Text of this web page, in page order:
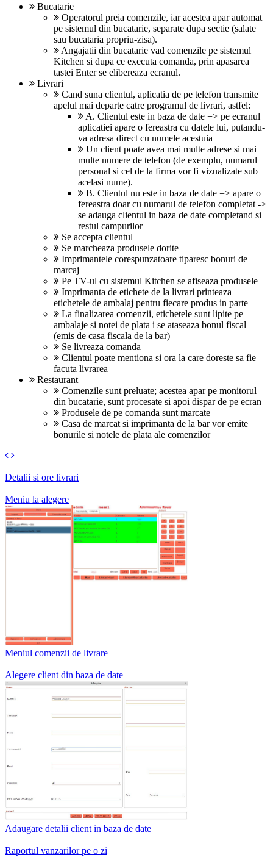
Bucatarie
Operatorul preia comenzile, iar acestea apar automat
pe sistemul din bucatarie, separate dupa sectie (salate
sau bucataria propriu-zisa).
Angajatii din bucatarie vad comenzile pe sistemul
Kitchen si dupa ce executa comanda, prin apasarea
tastei Enter se elibereaza ecranul.
Livrari
Cand suna clientul, aplicatia de pe telefon transmite
apelul mai departe catre programul de livrari, astfel:
A. Clientul este in baza de date => pe ecranul
aplicatiei apare o fereastra cu datele lui, putandu-
va adresa direct cu numele acestuia
Un client poate avea mai multe adrese si mai
multe numere de telefon (de exemplu, numarul
personal si cel de la firma vor fi vizualizate sub
acelasi nume).
B. Clientul nu este in baza de date => apare o
fereastra doar cu numarul de telefon completat ->
se adauga clientul in baza de date completand si
restul campurilor
Se accepta clientul
Se marcheaza produsele dorite
Imprimantele corespunzatoare tiparesc bonuri de
marcaj
Pe TV-ul cu sistemul Kitchen se afiseaza produsele
Imprimanta de etichete de la livrari printeaza
etichetele de ambalaj pentru fiecare produs in parte
La finalizarea comenzii, etichetele sunt lipite pe
ambalaje si notei de plata i se ataseaza bonul fiscal
(emis de casa fiscala de la bar)
Se livreaza comanda
Clientul poate mentiona si ora la care doreste sa fie
facuta livrarea
Restaurant
Comenzile sunt preluate; acestea apar pe monitorul
din bucatarie, sunt procesate si apoi dispar de pe ecran
Produsele de pe comanda sunt marcate
Casa de marcat si imprimanta de la bar vor emite
bonurile si notele de plata ale comenzilor
Detalii si ore livrari
Meniu la alegere
Meniul comenzii de livrare
Alegere client din baza de date
Adaugare detalii client in baza de date
Raportul vanzarilor pe o zi